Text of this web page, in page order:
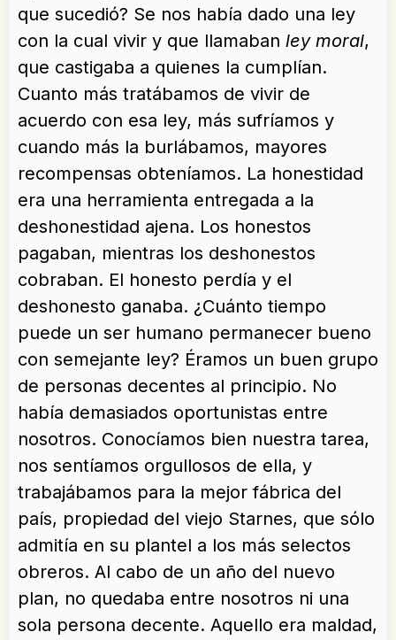
que sucedió? Se nos había dado una ley
con la cual vivir y que llamaban ley moral,
que castigaba a quienes la cumplían.
Cuanto más tratábamos de vivir de
acuerdo con esa ley, más sufríamos y
cuando más la burlábamos, mayores
recompensas obteníamos. La honestidad
era una herramienta entregada a la
deshonestidad ajena. Los honestos
pagaban, mientras los deshonestos
cobraban. El honesto perdía y el
deshonesto ganaba. ¿Cuánto tiempo
puede un ser humano permanecer bueno
con semejante ley? Éramos un buen grupo
de personas decentes al principio. No
había demasiados oportunistas entre
nosotros. Conocíamos bien nuestra tarea,
nos sentíamos orgullosos de ella, y
trabajábamos para la mejor fábrica del
país, propiedad del viejo Starnes, que sólo
admitía en su plantel a los más selectos
obreros. Al cabo de un año del nuevo
plan, no quedaba entre nosotros ni una
sola persona decente. Aquello era maldad,